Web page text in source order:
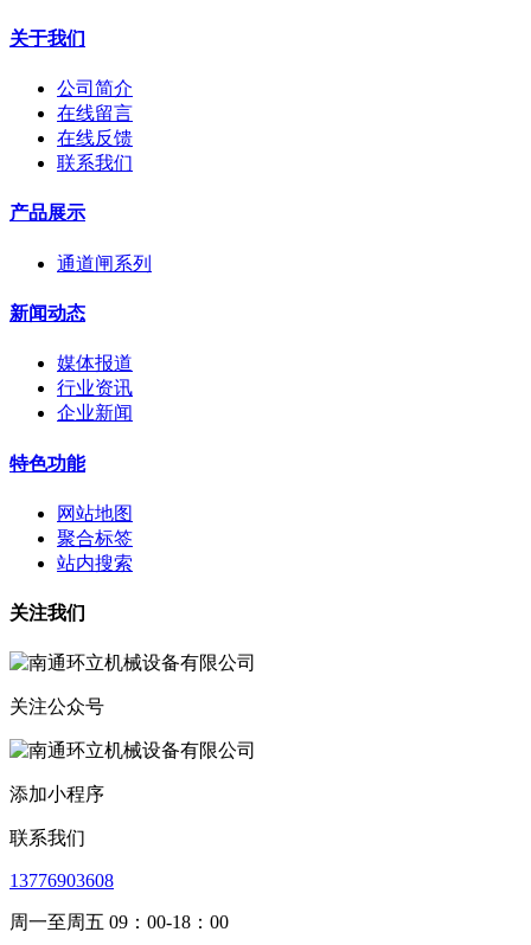
关于我们
公司简介
在线留言
在线反馈
联系我们
产品展示
通道闸系列
新闻动态
媒体报道
行业资讯
企业新闻
特色功能
网站地图
聚合标签
站内搜索
关注我们
关注公众号
添加小程序
联系我们
13776903608
周一至周五 09：00-18：00